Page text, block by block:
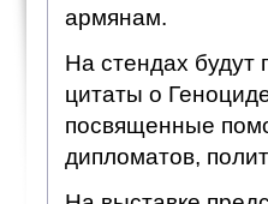
армянам.
На стендах будут
цитаты о
посвященные
дипломатов,